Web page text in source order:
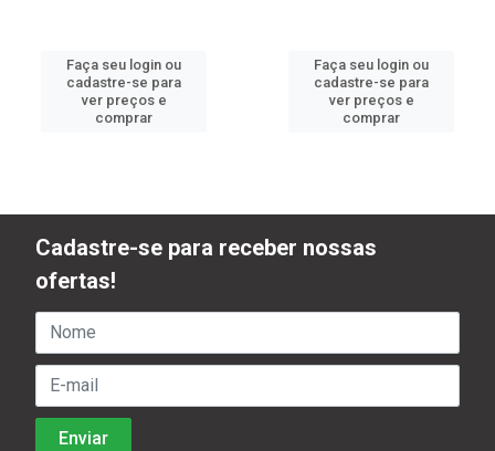
Faça seu login ou
cadastre-se para
ver preços e
comprar
Faça seu login ou
cadastre-se para
ver preços e
comprar
Cadastre-se para receber nossas
ofertas!